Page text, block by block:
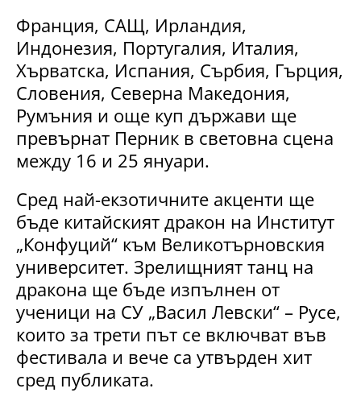
Франция, САЩ, Ирландия,
Индонезия, Португалия, Италия,
Хърватска, Испания, Сърбия, Гърция,
Словения, Северна Македония,
Румъния и още куп държави ще
превърнат Перник в световна сцена
между 16 и 25 януари.
Сред най-екзотичните акценти ще
бъде китайският дракон на Институт
„Конфуций“ към Великотърновския
университет. Зрелищният танц на
дракона ще бъде изпълнен от
ученици на СУ „Васил Левски“ – Русе,
които за трети път се включват във
фестивала и вече са утвърден хит
сред публиката.